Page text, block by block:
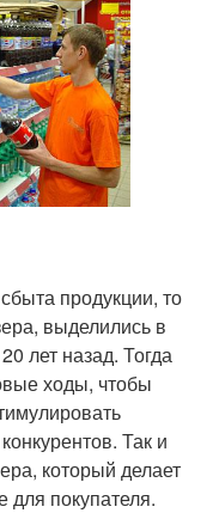
продукции, то
выделились в
лет назад. Тогда
ходы, чтобы
Так и
который делает
для покупателя.